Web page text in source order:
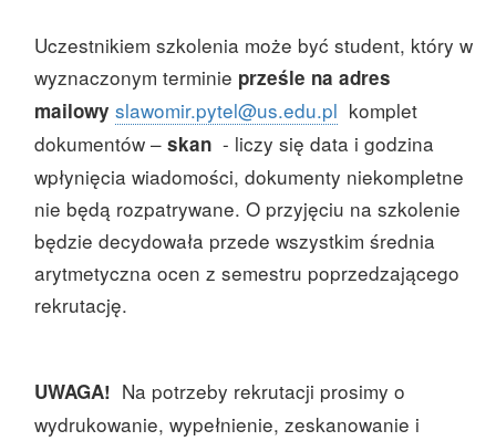
Uczestnikiem szkolenia może być student, który w
wyznaczonym terminie prześle na adres
mailowy slawomir.pytel@us.edu.pl komplet
dokumentów – skan - liczy się data i godzina
wpłynięcia wiadomości, dokumenty niekompletne
nie będą rozpatrywane. O przyjęciu na szkolenie
będzie decydowała przede wszystkim średnia
arytmetyczna ocen z semestru poprzedzającego
rekrutację.
UWAGA! Na potrzeby rekrutacji prosimy o
wydrukowanie, wypełnienie, zeskanowanie i